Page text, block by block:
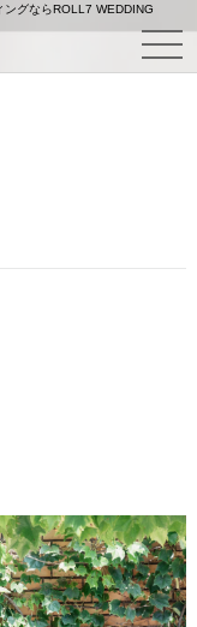
グならROLL7 WEDDING